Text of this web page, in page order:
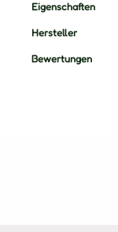
Eigenschaften
Hersteller
Bewertungen